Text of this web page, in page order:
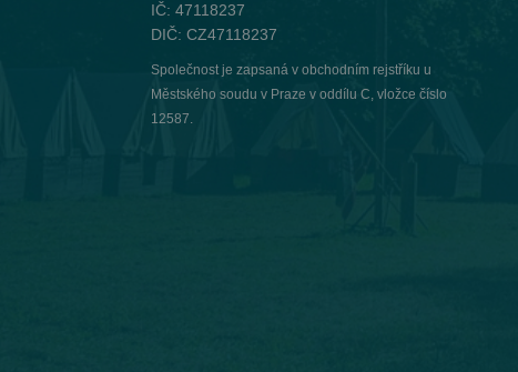
IČ: 47118237
DIČ: CZ47118237
Společnost je zapsaná v obchodním rejstříku u
Městského soudu v Praze v oddílu C, vložce číslo
12587.